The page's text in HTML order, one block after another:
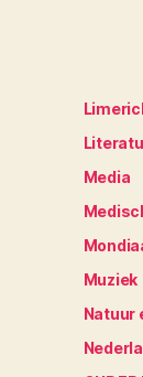
Media
Muziek
Natuur